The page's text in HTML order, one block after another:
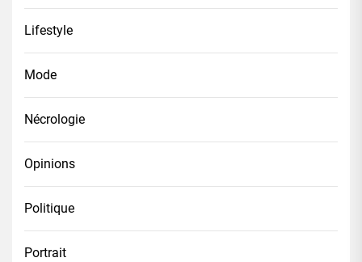
Lifestyle
Mode
Nécrologie
Opinions
Politique
Portrait